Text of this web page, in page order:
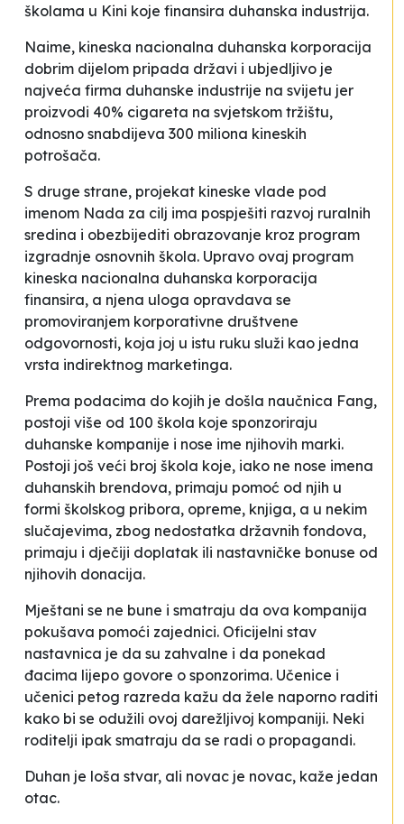
školama u Kini koje finansira duhanska industrija.
Naime, kineska nacionalna duhanska korporacija
dobrim dijelom pripada državi i ubjedljivo je
najveća firma duhanske industrije na svijetu jer
proizvodi 40% cigareta na svjetskom tržištu,
odnosno snabdijeva 300 miliona kineskih
potrošača.
S druge strane, projekat kineske vlade pod
imenom Nada za cilj ima pospješiti razvoj ruralnih
sredina i obezbijediti obrazovanje kroz program
izgradnje osnovnih škola. Upravo ovaj program
kineska nacionalna duhanska korporacija
finansira, a njena uloga opravdava se
promoviranjem korporativne društvene
odgovornosti, koja joj u istu ruku služi kao jedna
vrsta indirektnog marketinga.
Prema podacima do kojih je došla naučnica Fang,
postoji više od 100 škola koje sponzoriraju
duhanske kompanije i nose ime njihovih marki.
Postoji još veći broj škola koje, iako ne nose imena
duhanskih brendova, primaju pomoć od njih u
formi školskog pribora, opreme, knjiga, a u nekim
slučajevima, zbog nedostatka državnih fondova,
primaju i dječiji doplatak ili nastavničke bonuse od
njihovih donacija.
Mještani se ne bune i smatraju da ova kompanija
pokušava pomoći zajednici. Oficijelni stav
nastavnica je da su zahvalne i da ponekad
đacima lijepo govore o sponzorima. Učenice i
učenici petog razreda kažu da žele naporno raditi
kako bi se odužili ovoj darežljivoj kompaniji. Neki
roditelji ipak smatraju da se radi o propagandi.
Duhan je loša stvar, ali novac je novac, kaže jedan
otac.